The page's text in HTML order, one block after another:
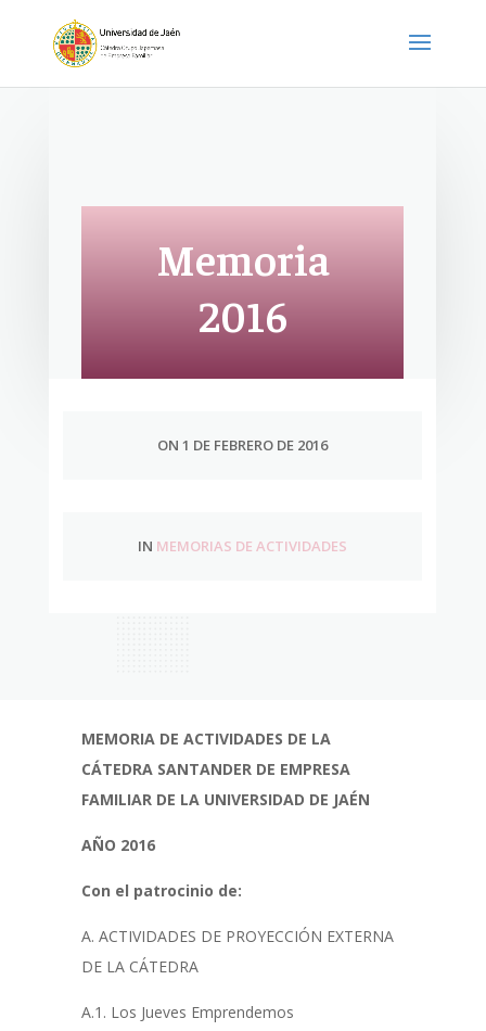
Memoria
2016
ON 1 DE FEBRERO DE 2016
IN MEMORIAS DE ACTIVIDADES
MEMORIA DE ACTIVIDADES DE LA
CÁTEDRA SANTANDER DE EMPRESA
FAMILIAR DE LA UNIVERSIDAD DE JAÉN
AÑO 2016
Con el patrocinio de:
A. ACTIVIDADES DE PROYECCIÓN EXTERNA
DE LA CÁTEDRA
A.1. Los Jueves Emprendemos